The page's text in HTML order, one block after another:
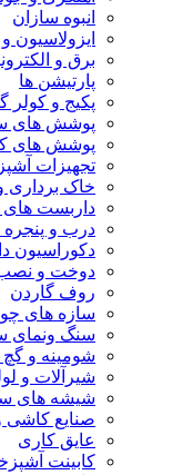
انبوه سازان
ایزولاسیون
برق و
پارتیشن ها
پکیج و کولر
پوشش های
پوشش های
تجهیزات
خاک برداری
داربست های
درب و
دکوراسیون
دوخت و نصب
روف گاردن
سازه های
سنگ ونمای
شومینه و
شیرآلات و
شیشه های
صنایع کاشی
عایق کاری
کابینت